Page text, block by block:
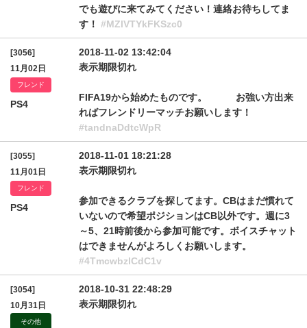
でも遊びに来てみてください！連絡お待ちしてま
す！ #MZlVTYkFKSzc0
[3056]
11月02日
フレンド
PS4
2018-11-02 13:42:04
表示期限切れ
FIFA19から始めたものです。 お強い方出来
ればフレンドリーマッチお願いします！
#tandnaDdtcWpR
[3055]
11月01日
フレンド
PS4
2018-11-01 18:21:28
表示期限切れ
参加できるクラブを探してます。CBはまだ慣れて
いないので希望ポジションはCB以外です。週に3
～5、21時前後から参加可能です。ボイスチャット
はできませんがよろしくお願いします。
#4TmcwbzlCdC1v
[3054]
10月31日
その他
2018-10-31 22:48:29
表示期限切れ